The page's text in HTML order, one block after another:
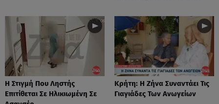
Η Στιγμή Που Ληστής
Επιτίθεται Σε Ηλικιωμένη Σε
Κρήτη: Η Ζήνα Συναντάει Τις
Γιαγιάδες Των Ανωγείων